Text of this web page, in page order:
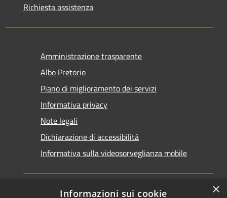
Richiesta assistenza
Amministrazione trasparente
Albo Pretorio
Piano di miglioramento dei servizi
Informativa privacy
Note legali
Dichiarazione di accessibilità
Informativa sulla videosorveglianza mobile
×
Informazioni sui cookie